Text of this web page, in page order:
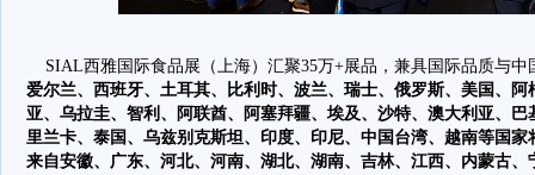
SIAL西雅国际食品展（上海）汇聚35万+展品，兼具国际品质与中
爱尔兰、西班牙、土耳其、比利时、波兰、瑞士、俄罗斯、美国、
亚、乌拉圭、智利、阿联酋、阿塞拜疆、埃及、沙特、澳大利亚、
里兰卡、泰国、乌兹别克斯坦、印度、印尼、中国台湾、越南等国
来自安徽、广东、河北、河南、湖北、湖南、吉林、江西、内蒙古